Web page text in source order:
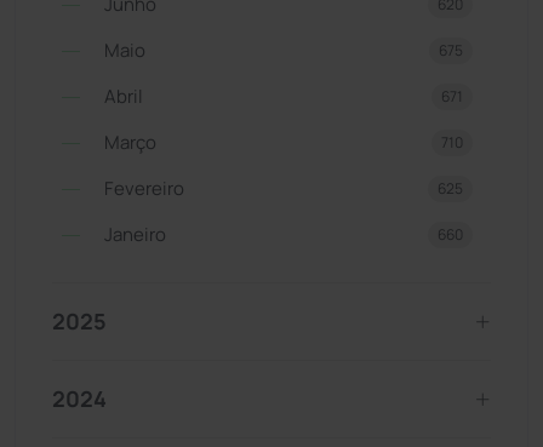
620
Maio 675
Abril 671
Março 710
Fevereiro 625
Janeiro 660
2025
2024